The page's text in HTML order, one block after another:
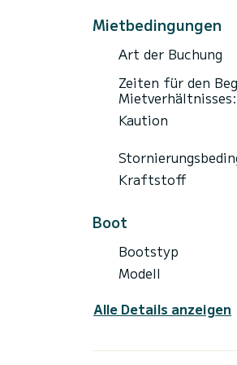
Mietbedingungen
Art der Buchung
Zeiten für den
Mietverhältnisses:
Kaution
Kraftstoff
Boot
Bootstyp
Modell
Alle Details anzeigen